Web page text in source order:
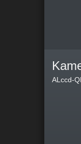
ALccd-